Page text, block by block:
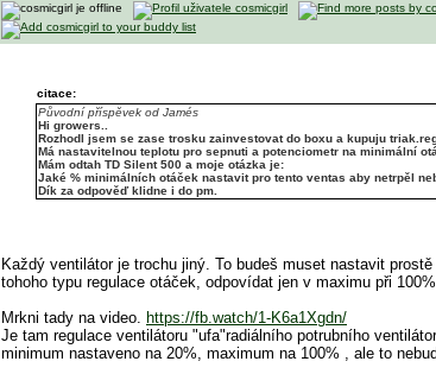
citace:
Původní příspěvek od Jamés
Hi growers..
Rozhodl jsem se zase trosku zainvestovat do boxu a kupuju
Má nastavitelnou teplotu pro sepnuti a potenciometr na minimální
Mám odtah TD Silent 500 a moje otázka je:
Jaké % minimálních otáček nastavit pro tento ventas aby netrpěl
Dík za odpověď klidne i do pm.
Každý ventilátor je trochu jiný. To budeš muset nastavit
tohoho typu regulace otáček, odpovídat jen v maximu při
Mrkni tady na video. https://fb.watch/1-K6a1Xgdn/
Je tam regulace ventilátoru "ufa"radiálního potrubního
minimum nastaveno na 20%, maximum na 100% , ale to